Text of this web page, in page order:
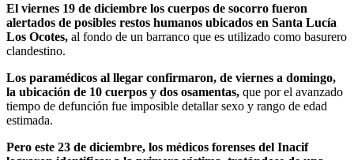
El viernes 19 de diciembre los cuerpos de socorro fueron
alertados de posibles restos humanos ubicados en Santa Lucía
Los Ocotes, al fondo de un barranco que es utilizado como basurero
clandestino.
Los paramédicos al llegar confirmaron, de viernes a domingo,
la ubicación de 10 cuerpos y dos osamentas, que por el avanzado
tiempo de defunción fue imposible detallar sexo y rango de edad
estimada.
Pero este 23 de diciembre, los médicos forenses del Inacif